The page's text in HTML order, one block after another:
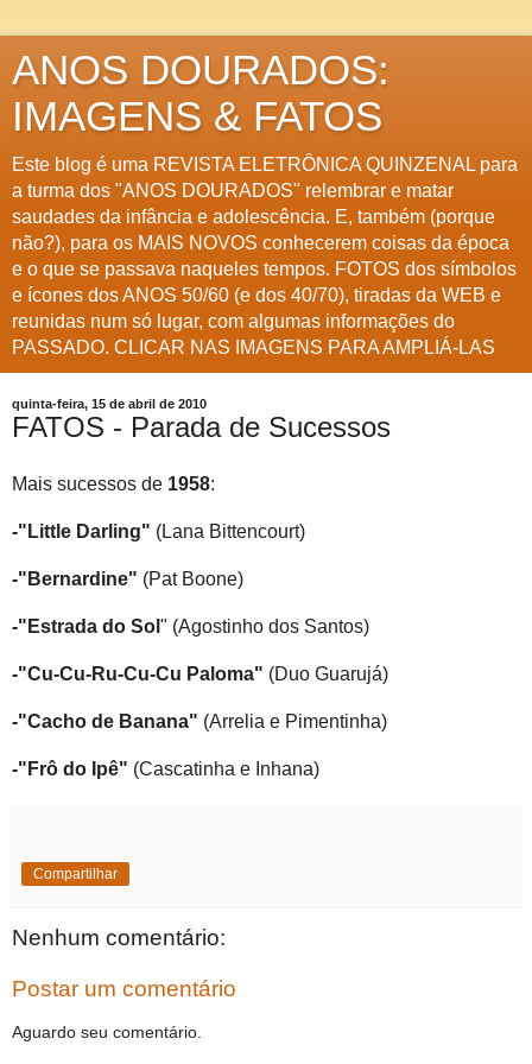
ANOS DOURADOS:
IMAGENS & FATOS
Este blog é uma REVISTA ELETRÔNICA QUINZENAL para
a turma dos "ANOS DOURADOS" relembrar e matar
saudades da infância e adolescência. E, também (porque
não?), para os MAIS NOVOS conhecerem coisas da época
e o que se passava naqueles tempos. FOTOS dos símbolos
e ícones dos ANOS 50/60 (e dos 40/70), tiradas da WEB e
reunidas num só lugar, com algumas informações do
PASSADO. CLICAR NAS IMAGENS PARA AMPLIÁ-LAS
quinta-feira, 15 de abril de 2010
FATOS - Parada de Sucessos
Mais sucessos de 1958:
-"Little Darling" (Lana Bittencourt)
-"Bernardine" (Pat Boone)
-"Estrada do Sol " (Agostinho dos Santos)
-"Cu-Cu-Ru-Cu-Cu Paloma" (Duo Guarujá)
-"Cacho de Banana" (Arrelia e Pimentinha)
-"Frô do Ipê" (Cascatinha e Inhana)
Compartilhar
Nenhum comentário:
Postar um comentário
Aguardo seu comentário.